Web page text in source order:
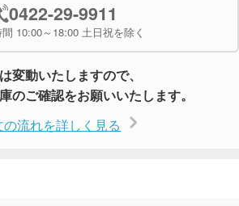
0422-29-9911
10:00～18:00 土日祝を除く
変動いたしますので、
のご確認をお願いいたします。
の流れを詳しく見る